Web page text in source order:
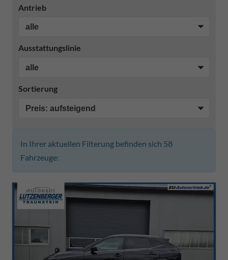
Antrieb
Ausstattungslinie
Sortierung
In Ihrer aktuellen Filterung befinden sich 58
Fahrzeuge: